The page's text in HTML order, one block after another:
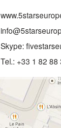
Skype:
Tel.: +33 1 82 88